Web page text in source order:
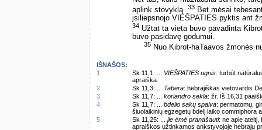
aplink stovyklą. 33 Bet mėsai
įsiliepsnojo VIEŠPATIES pyktis ant
34 Užtat ta vieta buvo pavadinta
buvo pasidavę godumui.
35 Nuo Kibrot-haTaavos žmonės
IŠNAŠOS:
1
Sk 11,1: ... VIEŠPATIES ugnis: turbūt
apraiška.
2
Sk 11,3: ... Tabera: hebrajiškas vietovardis
3
Sk 11,7: ... koriandro sėkla: žr. Iš 16,31
4
Sk 11,7: ... bdelio sakų spalva: permatomų,
šiuolaikinių egzegetų bdelį laiko commiphora
5
Sk 11,25: ... jie ėmė pranašauti: ne apie ateitį,
apraiškos užtinkamos ankstyvojoje hebrajų